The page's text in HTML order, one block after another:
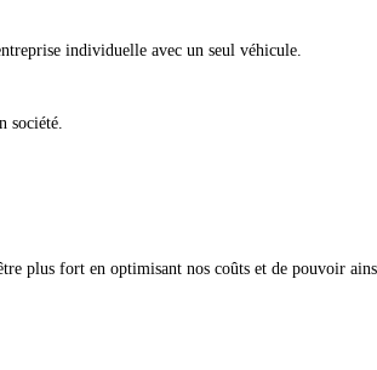
individuelle avec un seul véhicule.
société.
plus fort en optimisant nos coûts et de pouvoir